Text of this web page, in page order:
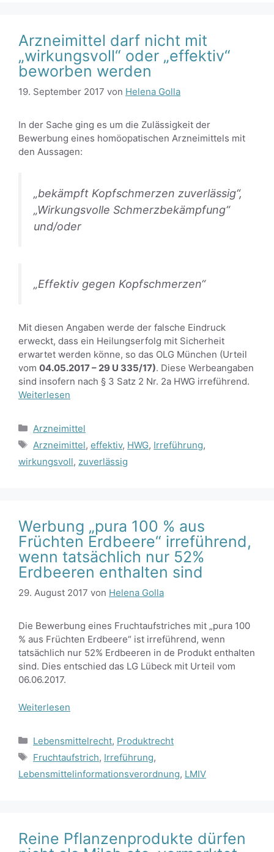
Arzneimittel darf nicht mit
„wirkungsvoll“ oder „effektiv“
beworben werden
19. September 2017 von Helena Golla
In der Sache ging es um die Zulässigkeit der
Bewerbung eines homöopatischen Arzneimittels mit
den Aussagen:
„bekämpft Kopfschmerzen zuverlässig“,
„Wirkungsvolle Schmerzbekämpfung“
und/oder
„Effektiv gegen Kopfschmerzen“
Mit diesen Angaben werde der falsche Eindruck
erweckt, dass ein Heilungserfolg mit Sicherheit
erwartet werden könne, so das OLG München (Urteil
vom 04.05.2017 – 29 U 335/17). Diese Werbeangaben
sind insofern nach § 3 Satz 2 Nr. 2a HWG irreführend.
Weiterlesen
Kategorien
Arzneimittel
Schlagwörter
Arzneimittel, effektiv, HWG, Irreführung,
wirkungsvoll, zuverlässig
Werbung „pura 100 % aus
Früchten Erdbeere“ irreführend,
wenn tatsächlich nur 52%
Erdbeeren enthalten sind
29. August 2017 von Helena Golla
Die Bewerbung eines Fruchtaufstriches mit „pura 100
% aus Früchten Erdbeere“ ist irreführend, wenn
tatsächlich nur 52% Erdbeeren in de Produkt enthalten
sind. Dies entschied das LG Lübeck mit Urteil vom
06.06.2017.
Weiterlesen
Kategorien
Lebensmittelrecht, Produktrecht
Schlagwörter
Fruchtaufstrich, Irreführung,
Lebensmittelinformationsverordnung, LMIV
Reine Pflanzenprodukte dürfen